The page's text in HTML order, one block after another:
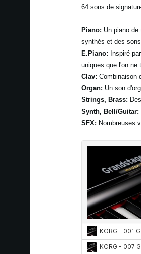
64 sons de
Piano: Un piano
synthés et des
E.Piano: Inspiré
uniques que l'on ne
Clav: Combinaison
Organ: Un son
Strings, Brass:
Synth, Bell/Guitar:
SFX: Nombreuses